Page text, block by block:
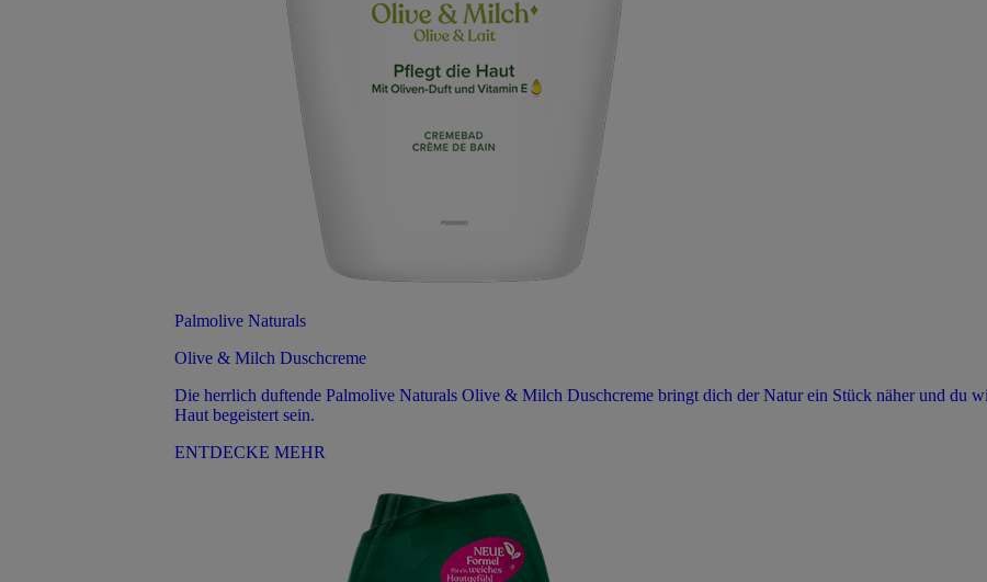
Palmolive Naturals
Olive & Milch Duschcreme
Die herrlich duftende Palmolive Naturals Olive & Milch Duschcreme bringt dich der Natur ein Stück näher und du
Haut begeistert sein.
ENTDECKE MEHR